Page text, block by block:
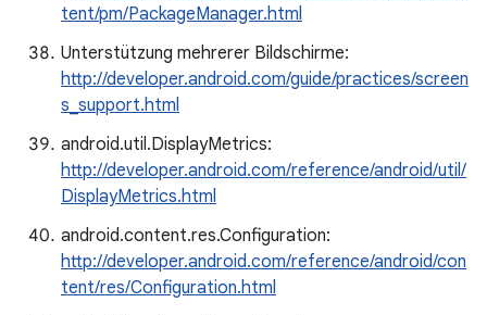
tent/pm/PackageManager.html
Unterstützung mehrerer Bildschirme:
http://developer.android.com/guide/practices/screen
s_support.html
android.util.DisplayMetrics:
http://developer.android.com/reference/android/util/
DisplayMetrics.html
android.content.res.Configuration:
http://developer.android.com/reference/android/con
tent/res/Configuration.html